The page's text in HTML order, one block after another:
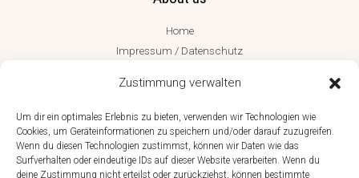
Zustimmung verwalten
Um dir ein optimales Erlebnis zu bieten, verwenden wir Technologien wie
Cookies, um Geräteinformationen zu speichern und/oder darauf zuzugreifen.
Wenn du diesen Technologien zustimmst, können wir Daten wie das
Surfverhalten oder eindeutige IDs auf dieser Website verarbeiten. Wenn du
deine Zustimmung nicht erteilst oder zurückziehst, können bestimmte
Home
Impressum / Datenschutz
Shop
Shop
Trollbeads